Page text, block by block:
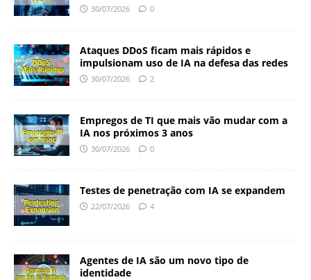
30/07/2026 0
Ataques DDoS ficam mais rápidos e
impulsionam uso de IA na defesa das redes
30/07/2026 2
Empregos de TI que mais vão mudar com a
IA nos próximos 3 anos
30/07/2026 0
Testes de penetração com IA se expandem
22/07/2026 4
Agentes de IA são um novo tipo de
identidade